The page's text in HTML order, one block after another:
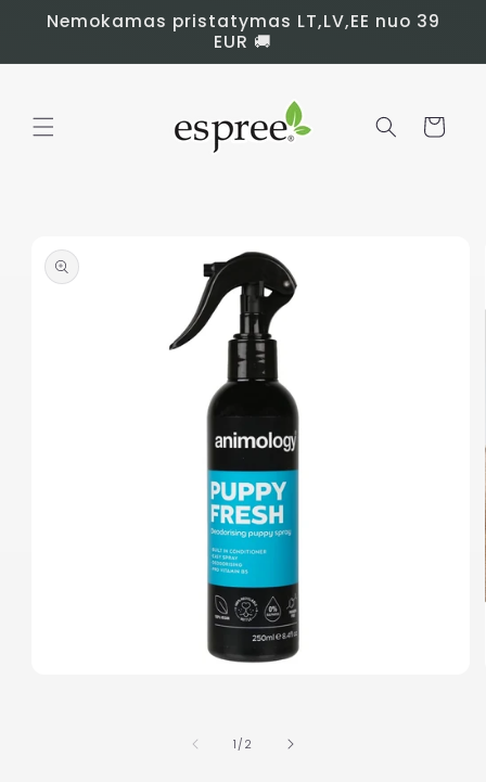
Eiti į
turinį
Nemokamas pristatymas LT,LV,EE nuo 39
EUR 🚚
Krepšelis
informacijos
apie prekę
1 /iš
2